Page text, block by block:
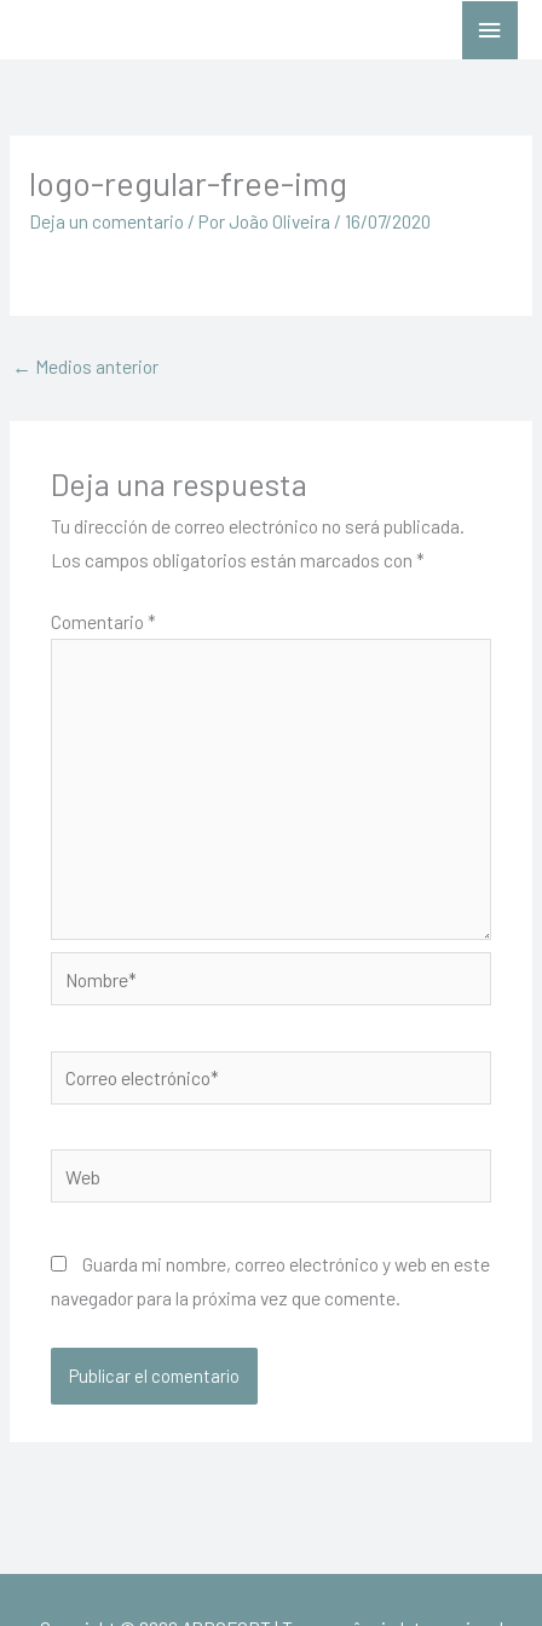
Menú
logo-regular-free-img
Deja un comentario / Por João Oliveira / 16/07/2020
← Medios anterior
Deja una respuesta
Tu dirección de correo electrónico no será publicada.
Los campos obligatorios están marcados con *
Comentario *
electrónico*
Guarda mi nombre, correo electrónico y web en este
navegador para la próxima vez que comente.